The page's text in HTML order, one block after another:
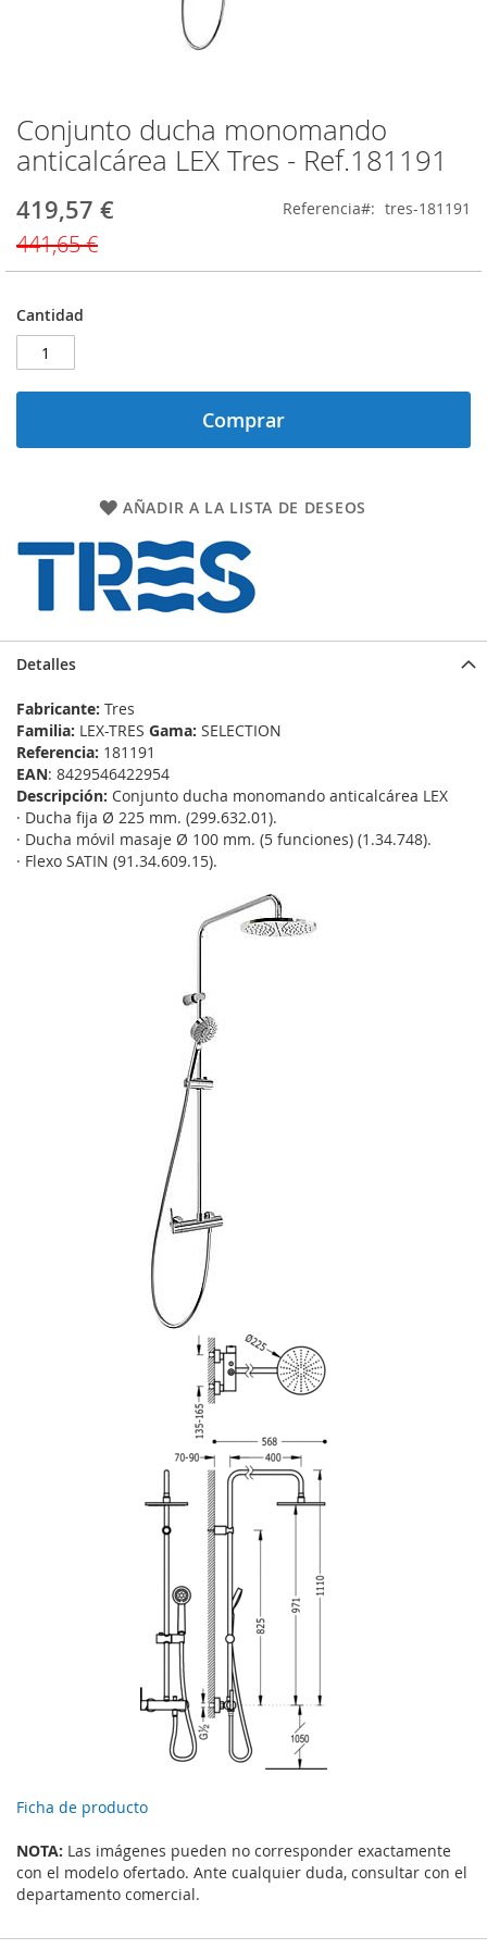
Conjunto ducha monomando
anticalcárea LEX Tres - Ref.181191
Precio
419,57 €
441,65 €
Referencia tres-181191
Cantidad
Comprar
AÑADIR A LA LISTA DE DESEOS
Saltar
al
comienzo
la
galería
de
imágenes
Detalles
Fabricante: Tres
Familia: LEX-TRES Gama: SELECTION
Referencia: 181191
EAN: 8429546422954
Descripción: Conjunto ducha monomando anticalcárea LEX
· Ducha fija Ø 225 mm. (299.632.01).
· Ducha móvil masaje Ø 100 mm. (5 funciones) (1.34.748).
· Flexo SATIN (91.34.609.15).
Ficha de producto
NOTA: Las imágenes pueden no corresponder exactamente
con el modelo ofertado. Ante cualquier duda, consultar con el
departamento comercial.